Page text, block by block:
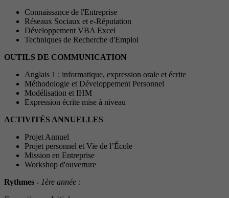
Connaissance de l'Entreprise
Réseaux Sociaux et e-Réputation
Développement VBA Excel
Techniques de Recherche d'Emploi
OUTILS DE COMMUNICATION
Anglais 1 : informatique, expression orale et écrite
Méthodologie et Développement Personnel
Modélisation et IHM
Expression écrite mise à niveau
ACTIVITÉS ANNUELLES
Projet Annuel
Projet personnel et Vie de l’École
Mission en Entreprise
Workshop d'ouverture
Rythmes - 1ère année :